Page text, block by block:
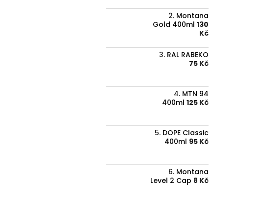
Montana
Gold 400ml 130
Kč
RAL RABEKO
75 Kč
MTN 94
400ml 125 Kč
DOPE Classic
400ml 95 Kč
Montana
Level 2 Cap 8 Kč